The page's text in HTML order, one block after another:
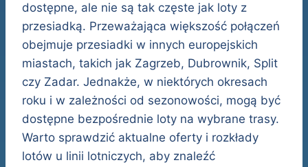
dostępne, ale nie są tak częste jak loty z
przesiadką. Przeważająca większość połączeń
obejmuje przesiadki w innych europejskich
miastach, takich jak Zagrzeb, Dubrownik, Split
czy Zadar. Jednakże, w niektórych okresach
roku i w zależności od sezonowości, mogą być
dostępne bezpośrednie loty na wybrane trasy.
Warto sprawdzić aktualne oferty i rozkłady
lotów u linii lotniczych, aby znaleźć